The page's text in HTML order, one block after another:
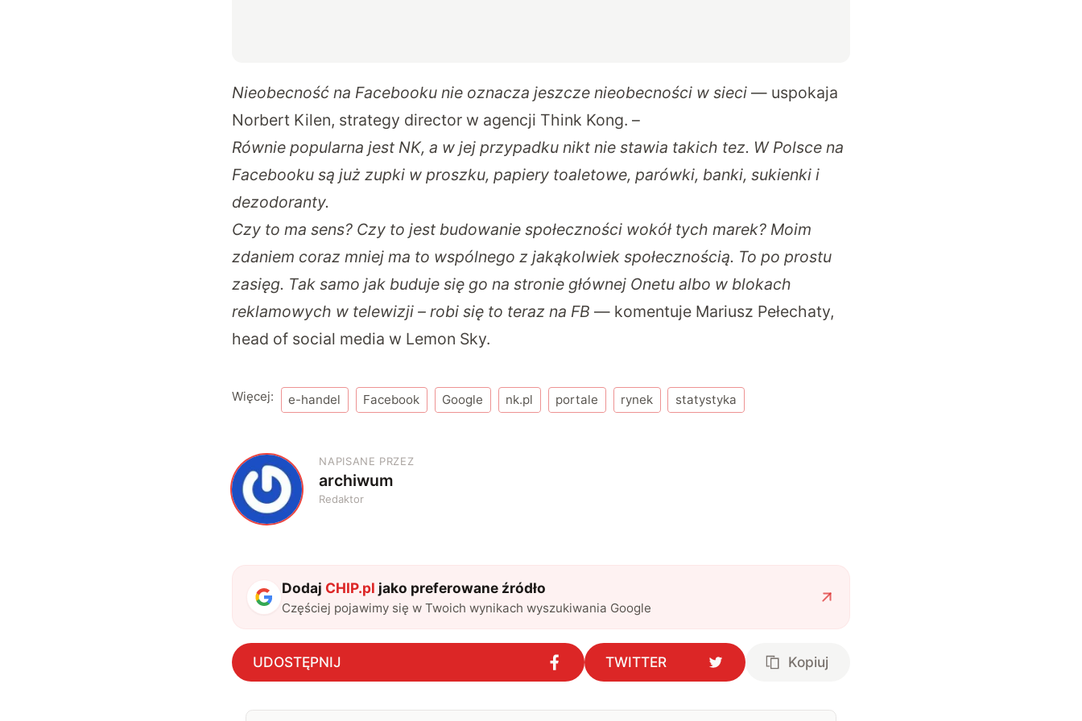
Nieobecność na Facebooku nie oznacza jeszcze nieobecności w sieci — uspokaja
Norbert Kilen, strategy director w agencji Think Kong. –
Równie popularna jest NK, a w jej przypadku nikt nie stawia takich tez. W Polsce na
Facebooku są już zupki w proszku, papiery toaletowe, parówki, banki, sukienki i
dezodoranty.
Czy to ma sens? Czy to jest budowanie społeczności wokół tych marek? Moim
zdaniem coraz mniej ma to wspólnego z jakąkolwiek społecznością. To po prostu
zasięg. Tak samo jak buduje się go na stronie głównej Onetu albo w blokach
reklamowych w telewizji – robi się to teraz na FB — komentuje Mariusz Pełechaty,
head of social media w Lemon Sky.
Więcej: e-handel Facebook Google nk.pl portale rynek statystyka
A
NAPISANE PRZEZ
archiwum
Redaktor
Dodaj CHIP.pl jako preferowane źródło
Częściej pojawimy się w Twoich wynikach wyszukiwania Google
UDOSTĘPNIJ TWITTER Kopiuj